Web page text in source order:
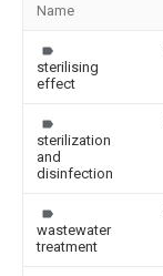
Name
sterilising
effect
sterilization
and
disinfection
wastewater
treatment